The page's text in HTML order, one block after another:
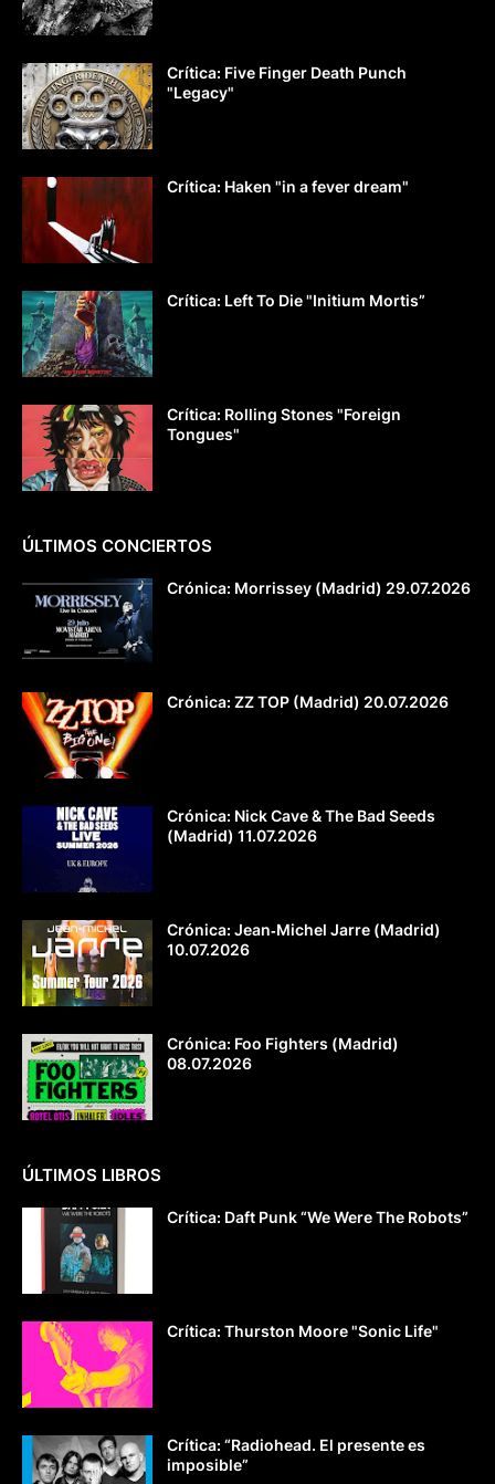
Crítica: Five Finger Death Punch
"Legacy"
Crítica: Haken "in a fever dream"
Crítica: Left To Die "Initium Mortis”
Crítica: Rolling Stones "Foreign
Tongues"
ÚLTIMOS CONCIERTOS
Crónica: Morrissey (Madrid) 29.07.2026
Crónica: ZZ TOP (Madrid) 20.07.2026
Crónica: Nick Cave & The Bad Seeds
(Madrid) 11.07.2026
Crónica: Jean‐Michel Jarre (Madrid)
10.07.2026
Crónica: Foo Fighters (Madrid)
08.07.2026
ÚLTIMOS LIBROS
Crítica: Daft Punk “We Were The Robots”
Crítica: Thurston Moore "Sonic Life"
Crítica: “Radiohead. El presente es
imposible”